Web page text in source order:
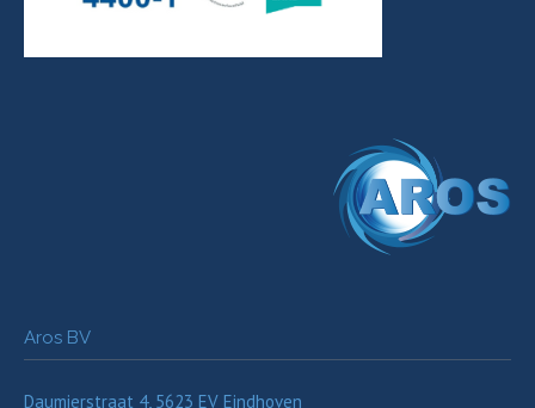
Aros BV
Daumierstraat 4, 5623 EV Eindhoven